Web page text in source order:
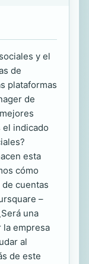
y el
de
plataformas
de
el indicado
esta
cómo
cuentas
–
una
la empresa
al
de este